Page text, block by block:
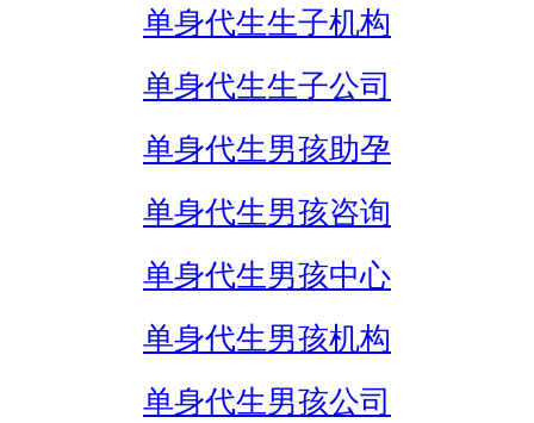
单身代生生子机构
单身代生生子公司
单身代生男孩助孕
单身代生男孩咨询
单身代生男孩中心
单身代生男孩机构
单身代生男孩公司